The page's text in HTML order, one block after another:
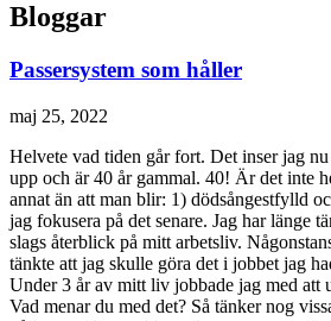
Bloggar
Passersystem som håller
maj 25, 2022
Helvete vad tiden går fort. Det inser jag
upp och är 40 år gammal. 40! Är det inte
annat än att man blir: 1) dödsångestfylld
jag fokusera på det senare. Jag har länge
slags återblick på mitt arbetsliv.
tänkte att jag skulle göra det i jobbet jag
Under 3 år av mitt liv jobbade jag med att
Vad menar du med det? Så tänker nog